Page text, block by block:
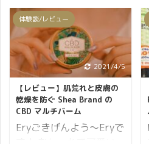
となっています。 まず
は、Shea BrandのCBDセ
ラムを使ってみた感想か
らご紹介です↓ Shea
Brand CBD セラムを使っ
てみての感想 まず見た目
ですがリゾート地をイメ
ージするようなどこかワ
クワクするパッ ...
Shea BrandのCBDパッチ
を使用してみました！ パ
ソコン作業や日々のだる
さが蓄積してきたので、
こういうタイミングで
CBDパッチを使ったらど
うなるのか？ この記事を
通してお伝えしていきた
いと思います。 結論から
体験談/レビュー
2021/4/5
【レビュー】肌荒れと皮膚の
乾燥を防ぐ Shea Brand の
CBD マルチバーム
Eryごきげんよう～Eryで